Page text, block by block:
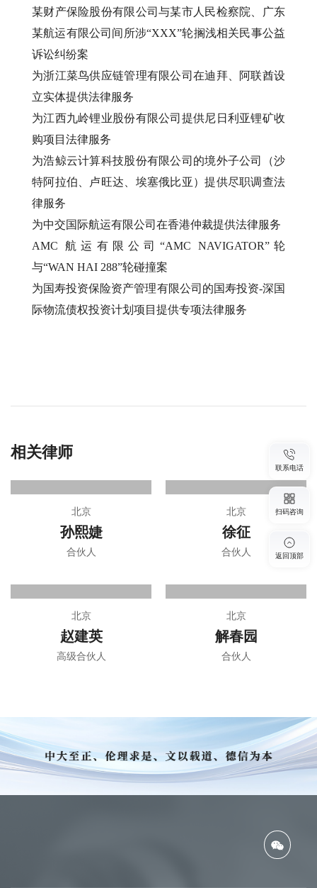
某财产保险股份有限公司与某市人民检察院、广东
某航运有限公司间所涉“XXX”轮搁浅相关民事公益
诉讼纠纷案
为浙江菜鸟供应链管理有限公司在迪拜、阿联酋设
立实体提供法律服务
为江西九岭锂业股份有限公司提供尼日利亚锂矿收
购项目法律服务
为浩鲸云计算科技股份有限公司的境外子公司（沙
特阿拉伯、卢旺达、埃塞俄比亚）提供尽职调查法
律服务
为中交国际航运有限公司在香港仲裁提供法律服务
AMC 航运有限公司“AMC NAVIGATOR”轮
与“WAN HAI 288”轮碰撞案
为国寿投资保险资产管理有限公司的国寿投资-深国
际物流债权投资计划项目提供专项法律服务
相关律师 更多
北京
孙熙婕
合伙人
北京
徐征
合伙人
北京
赵建英
高级合伙人
北京
解春园
合伙人
联系电话
扫码咨询
返回顶部